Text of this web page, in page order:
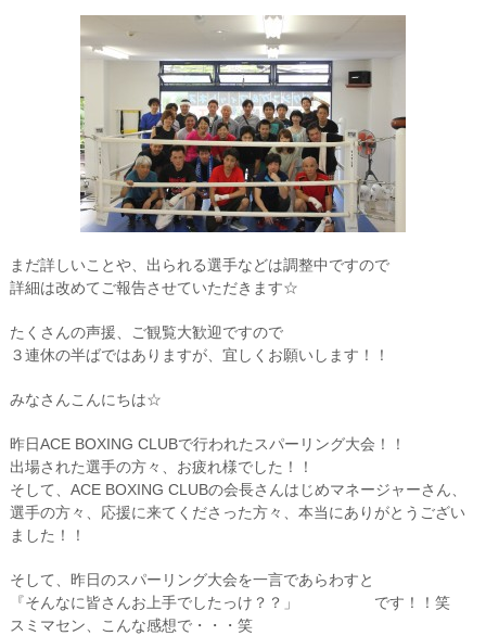
まだ詳しいことや、出られる選手などは調整中ですので
詳細は改めてご報告させていただきます☆
たくさんの声援、ご観覧大歓迎ですので
３連休の半ばではありますが、宜しくお願いします！！
みなさんこんにちは☆
昨日ACE BOXING CLUBで行われたスパーリング大会！！
出場された選手の方々、お疲れ様でした！！
そして、ACE BOXING CLUBの会長さんはじめマネージャーさん、
選手の方々、応援に来てくださった方々、本当にありがとうござい
ました！！
そして、昨日のスパーリング大会を一言であらわすと
『そんなに皆さんお上手でしたっけ？？」 です！！笑
スミマセン、こんな感想で・・・笑